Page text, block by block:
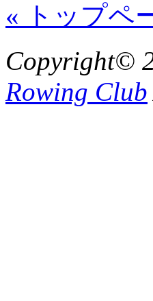
« トップペ
Copyright©
Rowing Club